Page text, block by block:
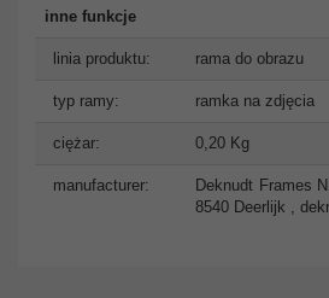
inne funkcje
linia produktu: rama do obrazu
typ ramy: ramka na zdjęcia
ciężar: 0,20 Kg
manufacturer:
Deknudt Frames
8540 Deerlijk ,